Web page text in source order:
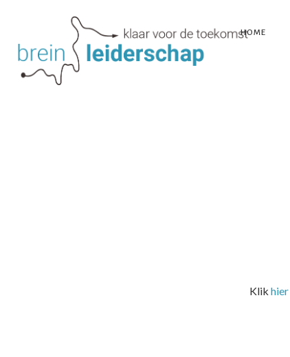
HOME
Klik hier